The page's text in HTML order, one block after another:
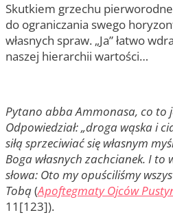
Skutkiem grzechu
do ograniczania swego
własnych spraw. „Ja” łatwo
naszej hierarchii wartości…
Pytano abba Ammonasa, co to
Odpowiedział: „droga wąska i
siłą sprzeciwiać się własnym
Boga własnych zachcianek. I to
słowa: Oto my opuściliśmy
Tobą(Apoftegmaty Ojców
11[123]).